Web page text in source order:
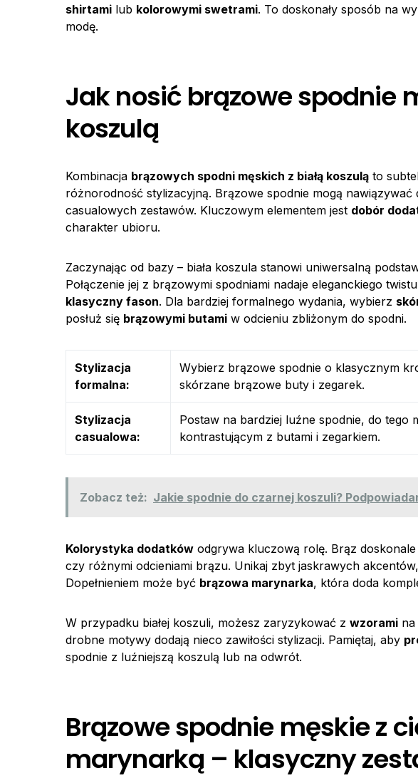
shirtami lub kolorowymi swetrami. To doskonały sposób na
modę.
Jak nosić brązowe spodnie
koszulą
Kombinacja brązowych spodni męskich z białą koszulą to
różnorodność stylizacyjną. Brązowe spodnie mogą
casualowych zestawów. Kluczowym elementem jest dobór
charakter ubioru.
Zaczynając od bazy – biała koszula stanowi uniwersalną
Połączenie jej z brązowymi spodniami nadaje eleganckiego
klasyczny fason. Dla bardziej formalnego wydania, wybierz
posłuż się brązowymi butami w odcieniu zbliżonym do spodni.
Stylizacja
formalna:
Wybierz brązowe spodnie o klasycznym
skórzane brązowe buty i zegarek.
Stylizacja
casualowa:
Postaw na bardziej luźne spodnie, do tego
kontrastującym z butami i zegarkiem.
Zobacz też: Jakie spodnie do czarnej koszuli?
Kolorystyka dodatków odgrywa kluczową rolę. Brąz
czy różnymi odcieniami brązu. Unikaj zbyt jaskrawych
Dopełnieniem może być brązowa marynarka, która doda
W przypadku białej koszuli, możesz zaryzykować z wzorami
drobne motywy dodają nieco zawiłości stylizacji. Pamiętaj, aby
spodnie z luźniejszą koszulą lub na odwrót.
Brązowe spodnie męskie z
marynarką – klasyczny